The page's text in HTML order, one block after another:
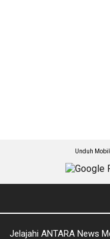
Unduh
Jelajahi ANTARA News